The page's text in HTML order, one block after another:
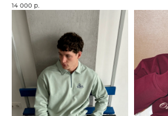
14 000 р.